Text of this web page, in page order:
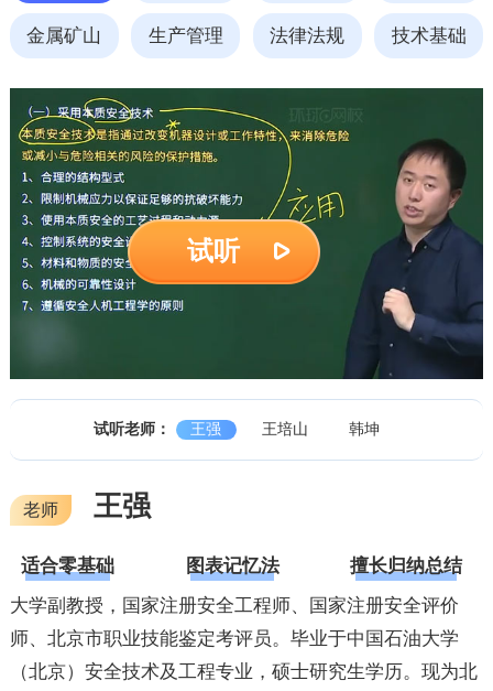
金属矿山 生产管理 法律法规 技术基础
试听
试听老师： 王强 王培山 韩坤
老师 王强
适合零基础 图表记忆法
擅长归纳总结
大学副教授，国家注册安全工程师、国家注册安全评价
师、北京市职业技能鉴定考评员。毕业于中国石油大学
（北京）安全技术及工程专业，硕士研究生学历。现为北